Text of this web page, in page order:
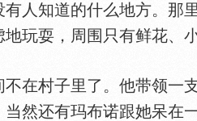
人知道的什么地方。那
玩耍，周围只有鲜花、
村子里了。他带领一
然还有玛布诺跟她呆在